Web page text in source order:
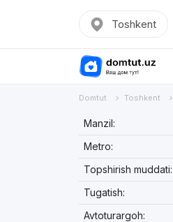
Toshkent
Domtut Toshkent
Manzil:
Metro:
Topshirish muddati:
Tugatish:
Avtoturargoh: